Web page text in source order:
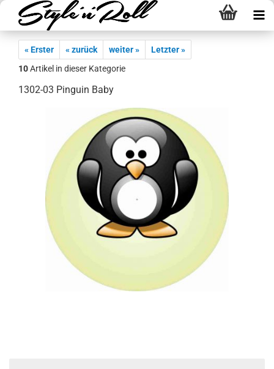
« Erster « zurück weiter »
Letzter »
10Artikel in dieser Kategorie
1302-03 Pinguin Baby